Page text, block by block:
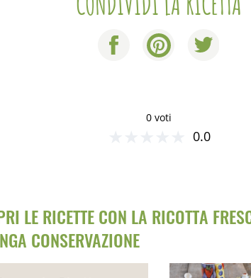
0 voti
0.0
LE RICETTE CON LA RICOTTA
CONSERVAZIONE